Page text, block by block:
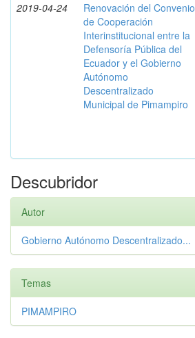
2019-04-24
Renovación del Convenio
de Cooperación
Interinstitucional entre la
Defensoría Pública del
Ecuador y el Gobierno
Autónomo
Descentralizado
Municipal de Pimampiro
Descubridor
Autor
Gobierno Autónomo Descentralizado...
Temas
PIMAMPIRO